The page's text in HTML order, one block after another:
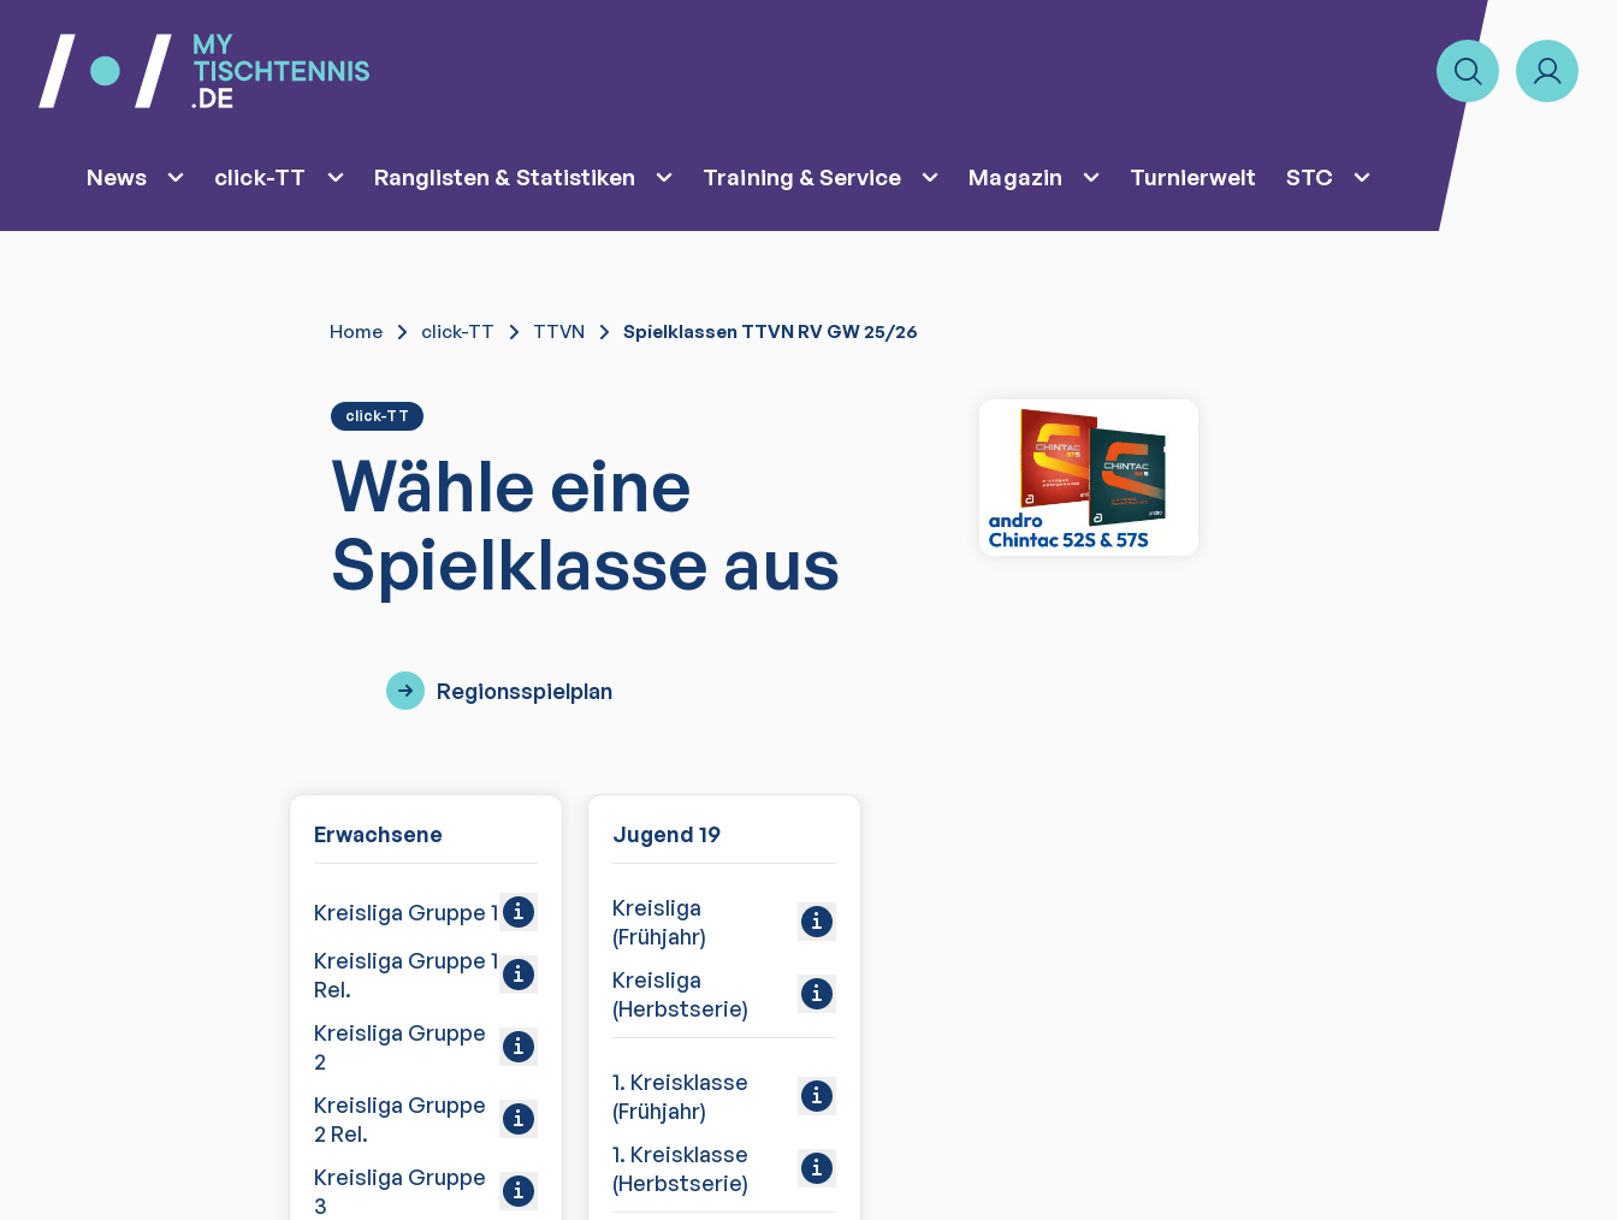
News click-TT Ranglisten & Statistiken Training & Service Magazin Turnierwelt STC
Home click-TT TTVN Spielklassen TTVN RV GW 25/26
click-TT
Wähle eine
Spielklasse aus
Regionsspielplan
Erwachsene
Kreisliga Gruppe 1
Kreisliga Gruppe 1
Rel.
Kreisliga Gruppe
2
Kreisliga Gruppe
2 Rel.
Kreisliga Gruppe
3
Jugend 19
Kreisliga
(Frühjahr)
Kreisliga
(Herbstserie)
1. Kreisklasse
(Frühjahr)
1. Kreisklasse
(Herbstserie)